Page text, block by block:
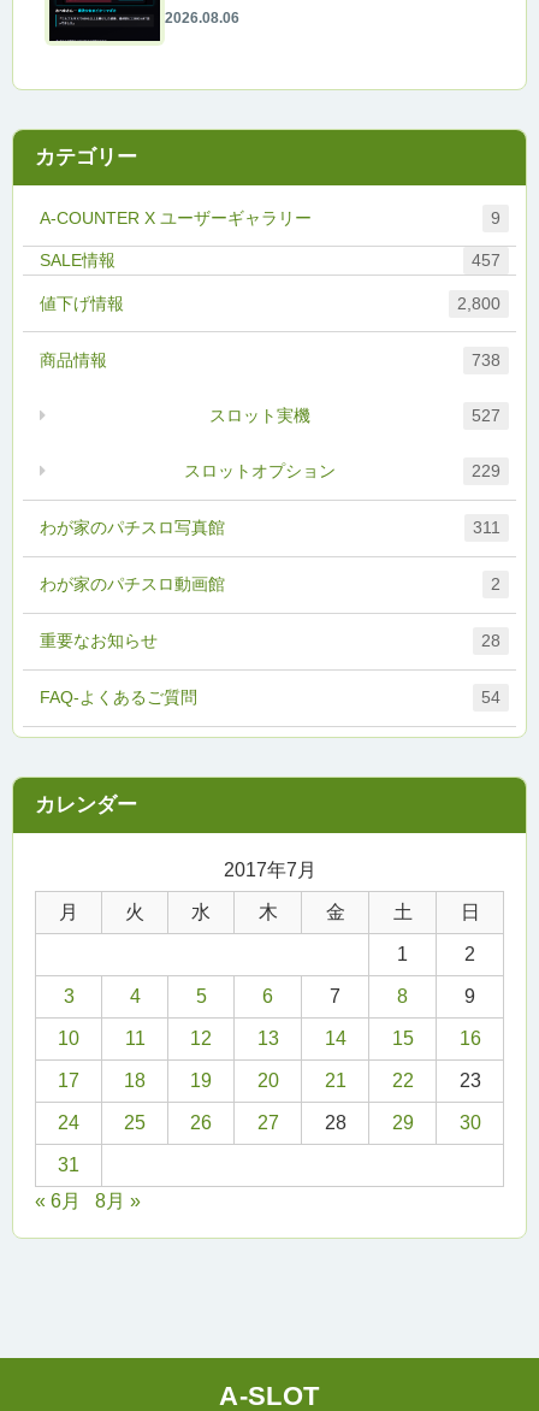
2026.08.06
カテゴリー
A-COUNTER X ユーザーギャラリー 9
FAQ-よくあるご質問 54
457
わが家のパチスロ写真館 311
わが家のパチスロ動画館 2
値下げ情報 2,800
商品情報 738
スロットオプション 229
スロット実機 527
重要なお知らせ 28
2017年7月
月 火 水 木 金 土 日
1 2
3 4 5 6 7 8 9
10 11 12 13 14 15 16
17 18 19 20 21 22 23
24 25 26 27 28 29 30
31
« 6月
8月 »